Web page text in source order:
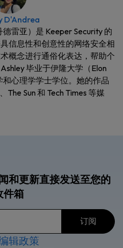
D'Andrea
德雷亚）是 Keeper Security 的
信息性和创意性的网络安全相
概念进行通俗化表达，帮助个
毕业于伊隆大学（Elon
心理学学士学位。她的作品
The Sun 和 Tech Times 等媒
和更新直接发送至您的
件箱
辑政策